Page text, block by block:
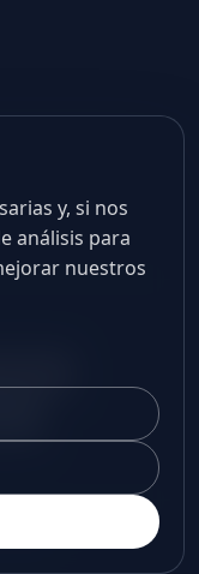
y, si nos
análisis para
nuestros